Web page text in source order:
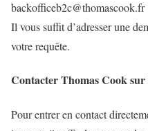
backofficeb2c@thomascook.fr
Il vous suffit d’adresser une
votre requête.
Contacter Thomas Cook
Pour entrer en contact